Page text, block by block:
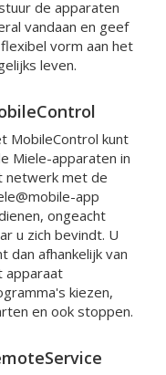
de apparaten
vandaan en geef
vorm aan het
leven.
MobileControl kunt
Miele-apparaten in
netwerk met de
app
ongeacht
u zich bevindt. U
dan afhankelijk van
apparaat
kiezen,
en ook stoppen.